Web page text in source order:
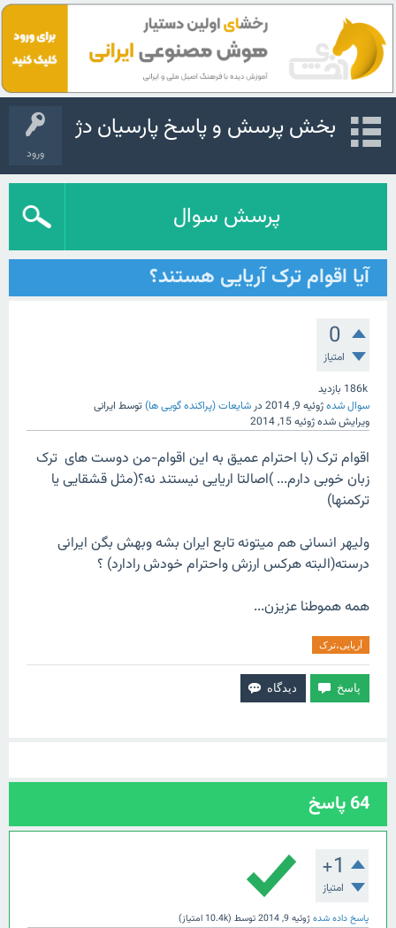
ورود
بخش پرسش و پاسخ پارسیان دژ
پرسش سوال
آیا اقوام ترک آریایی هستند؟
0
امتیاز
186k بازدید
سوال شدهژوئیه 9, 2014 در شایعات (پراکنده گویی ها) توسط ایرانی
ویرایش شدهژوئیه 15, 2014
اقوام ترک (با احترام عمیق به این اقوام-من دوست های ترک
زبان خوبی دارم... )اصالتا اریایی نیستند نه؟(مثل قشقایی یا
ترکمنها)
ولیهر انسانی هم میتونه تابع ایران بشه وبهش بگن ایرانی
درسته(البته هرکس ارزش واحترام خودش رادارد) ؟
همه هموطنا عزیزن...
آریایی،ترک
64پاسخ
+1
امتیاز
پاسخ داده شدهژوئیه 9, 2014 توسط (
10.4k امتیاز)